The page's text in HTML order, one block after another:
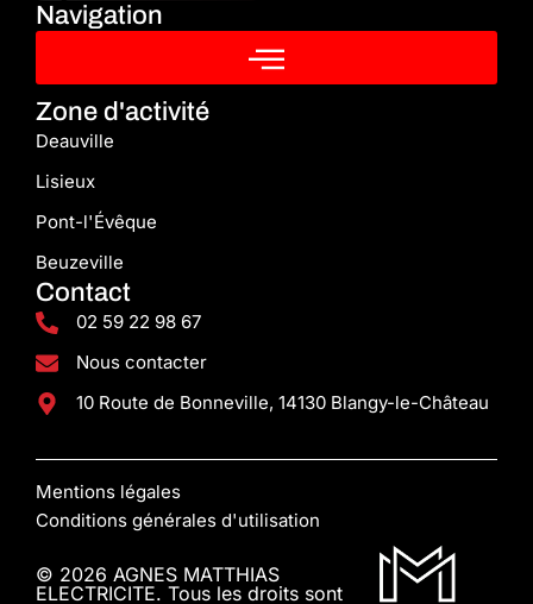
Navigation
Zone d'activité
Deauville
Lisieux
Pont-l'Évêque
Beuzeville
Contact
02 59 22 98 67
Nous contacter
10 Route de Bonneville, 14130 Blangy-le-Château
Mentions légales
Conditions générales d'utilisation
© 2026 AGNES MATTHIAS
ELECTRICITE. Tous les droits sont